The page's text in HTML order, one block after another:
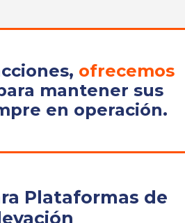
ofrecemos
mantener sus
en operación.
Plataformas de